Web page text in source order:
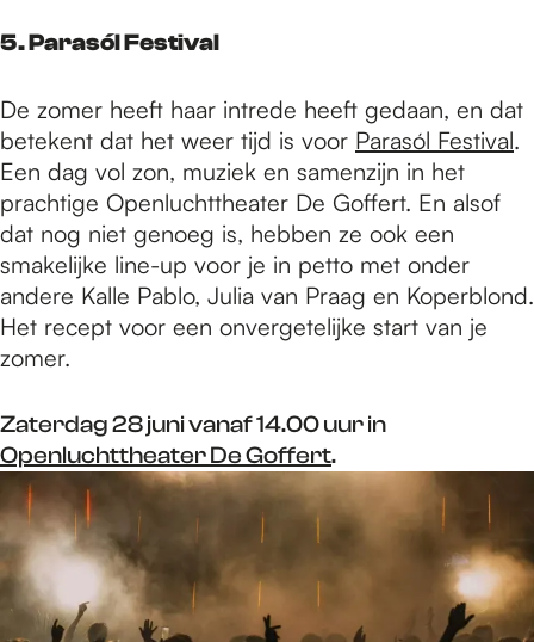
5. Parasól Festival
De zomer heeft haar intrede heeft gedaan, en dat
betekent dat het weer tijd is voor Parasól Festival.
Een dag vol zon, muziek en samenzijn in het
prachtige Openluchttheater De Goffert. En alsof
dat nog niet genoeg is, hebben ze ook een
smakelijke line-up voor je in petto met onder
andere Kalle Pablo, Julia van Praag en Koperblond.
Het recept voor een onvergetelijke start van je
zomer.
Zaterdag 28 juni vanaf 14.00 uur in
Openluchttheater De Goffert.